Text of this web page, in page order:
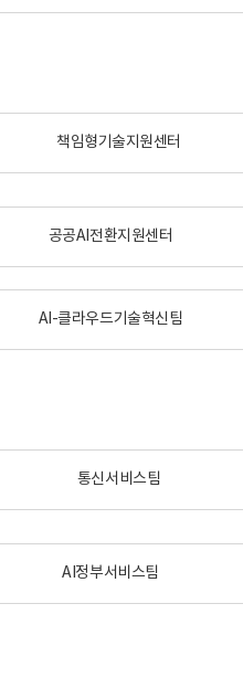
책임형기술지원센터
공공AI전환지원센터
AI-클라우드기술혁신팀
통신서비스팀
AI정부서비스팀